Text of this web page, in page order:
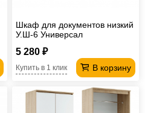
Шкаф для документов низкий
У.Ш-6 Универсал
5 280 ₽
В корзину
Купить в 1 клик